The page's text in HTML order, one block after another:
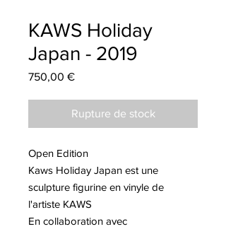
KAWS Holiday
Japan - 2019
750,00 €Prix
Rupture de stock
Open Edition
Kaws Holiday Japan est une
sculpture figurine en vinyle de
l'artiste KAWS
En collaboration avec